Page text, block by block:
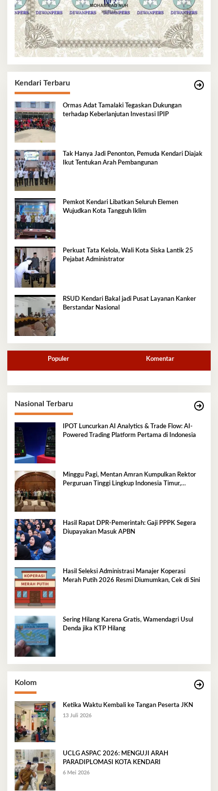
Kendari Terbaru
Ormas Adat Tamalaki Tegaskan Dukungan
terhadap Keberlanjutan Investasi IPIP
Tak Hanya Jadi Penonton, Pemuda Kendari Diajak
Ikut Tentukan Arah Pembangunan
Pemkot Kendari Libatkan Seluruh Elemen
Wujudkan Kota Tangguh Iklim
Perkuat Tata Kelola, Wali Kota Siska Lantik 25
Pejabat Administrator
RSUD Kendari Bakal jadi Pusat Layanan Kanker
Berstandar Nasional
Populer Komentar
Nasional Terbaru
IPOT Luncurkan AI Analytics & Trade Flow: AI-
Powered Trading Platform Pertama di Indonesia
Minggu Pagi, Mentan Amran Kumpulkan Rektor
Perguruan Tinggi Lingkup Indonesia Timur,
Hasil Rapat DPR‑Pemerintah: Gaji PPPK Segera
Diupayakan Masuk APBN
Hasil Seleksi Administrasi Manajer Koperasi
Merah Putih 2026 Resmi Diumumkan, Cek di Sini
Sering Hilang Karena Gratis, Wamendagri Usul
Denda jika KTP Hilang
Kolom
Ketika Waktu Kembali ke Tangan Peserta JKN
13 Juli 2026
UCLG ASPAC 2026: MENGUJI ARAH
PARADIPLOMASI KOTA KENDARI
6 Mei 2026